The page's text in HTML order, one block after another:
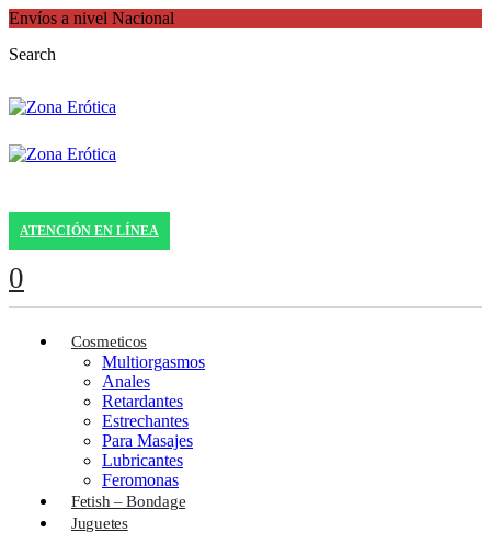
Envíos a nivel Nacional
Search
ATENCIÓN EN LÍNEA
0
Cosmeticos
Multiorgasmos
Anales
Retardantes
Estrechantes
Para Masajes
Lubricantes
Feromonas
Fetish – Bondage
Juguetes